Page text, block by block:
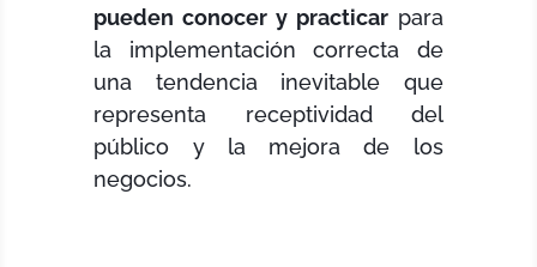
pueden conocer y practicarpara
la implementación correcta de
una tendencia inevitable que
representa receptividad del
público y la mejora de los
negocios.